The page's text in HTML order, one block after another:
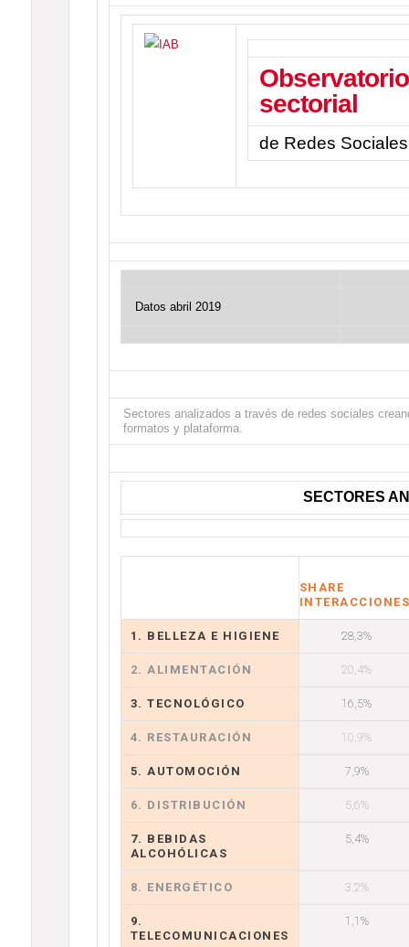
Observatorio
sectorial
de Redes Sociales
Datos abril 2019
Sectores analizados a través de redes sociales
formatos y plataforma.
SECTORES
SHARE
1. BELLEZA E HIGIENE 28,3%
2. ALIMENTACIÓN 20,4%
3. TECNOLÓGICO 16,5%
4. RESTAURACIÓN 10,9%
5. AUTOMOCIÓN 7,9%
6. DISTRIBUCIÓN 5,6%
7. BEBIDAS
ALCOHÓLICAS
5,4%
8. ENERGÉTICO 3,2%
9.
TELECOMUNICACIONES
1,1%